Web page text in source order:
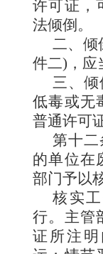
许可证，
法倾倒。
二、倾
件二)，应
三、倾
低毒或无
普通许可
第十
的单位在
部门予以
核实
行。主管
证所注